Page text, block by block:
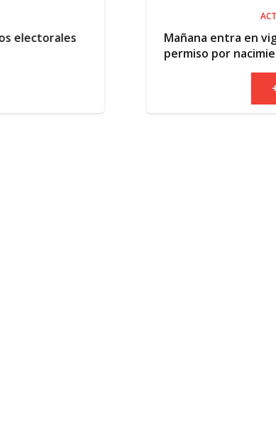
Mañana entra en vigor la
permiso por nacimiento